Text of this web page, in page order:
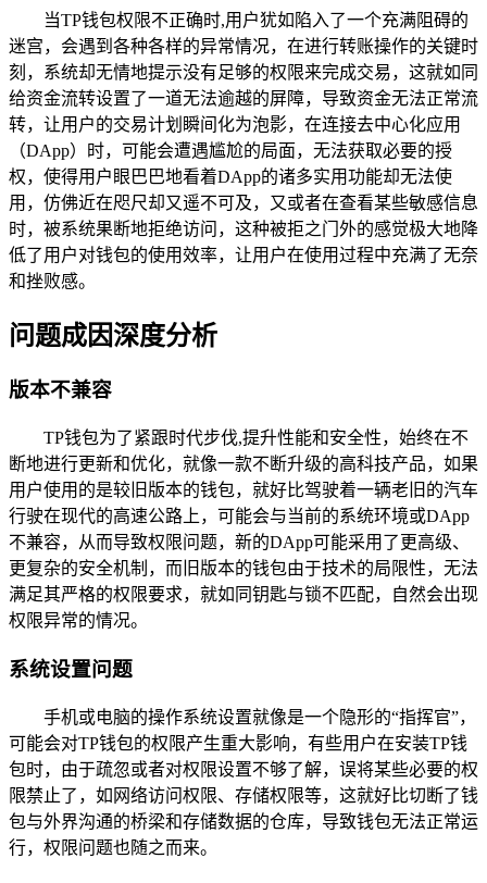
当TP钱包权限不正确时,用户犹如陷入了一个充满阻碍的
迷宫，会遇到各种各样的异常情况，在进行转账操作的关键时
刻，系统却无情地提示没有足够的权限来完成交易，这就如同
给资金流转设置了一道无法逾越的屏障，导致资金无法正常流
转，让用户的交易计划瞬间化为泡影，在连接去中心化应用
（DApp）时，可能会遭遇尴尬的局面，无法获取必要的授
权，使得用户眼巴巴地看着DApp的诸多实用功能却无法使
用，仿佛近在咫尺却又遥不可及，又或者在查看某些敏感信息
时，被系统果断地拒绝访问，这种被拒之门外的感觉极大地降
低了用户对钱包的使用效率，让用户在使用过程中充满了无奈
和挫败感。
问题成因深度分析
版本不兼容
TP钱包为了紧跟时代步伐,提升性能和安全性，始终在不
断地进行更新和优化，就像一款不断升级的高科技产品，如果
用户使用的是较旧版本的钱包，就好比驾驶着一辆老旧的汽车
行驶在现代的高速公路上，可能会与当前的系统环境或DApp
不兼容，从而导致权限问题，新的DApp可能采用了更高级、
更复杂的安全机制，而旧版本的钱包由于技术的局限性，无法
满足其严格的权限要求，就如同钥匙与锁不匹配，自然会出现
权限异常的情况。
系统设置问题
手机或电脑的操作系统设置就像是一个隐形的“指挥官”，
可能会对TP钱包的权限产生重大影响，有些用户在安装TP钱
包时，由于疏忽或者对权限设置不够了解，误将某些必要的权
限禁止了，如网络访问权限、存储权限等，这就好比切断了钱
包与外界沟通的桥梁和存储数据的仓库，导致钱包无法正常运
行，权限问题也随之而来。